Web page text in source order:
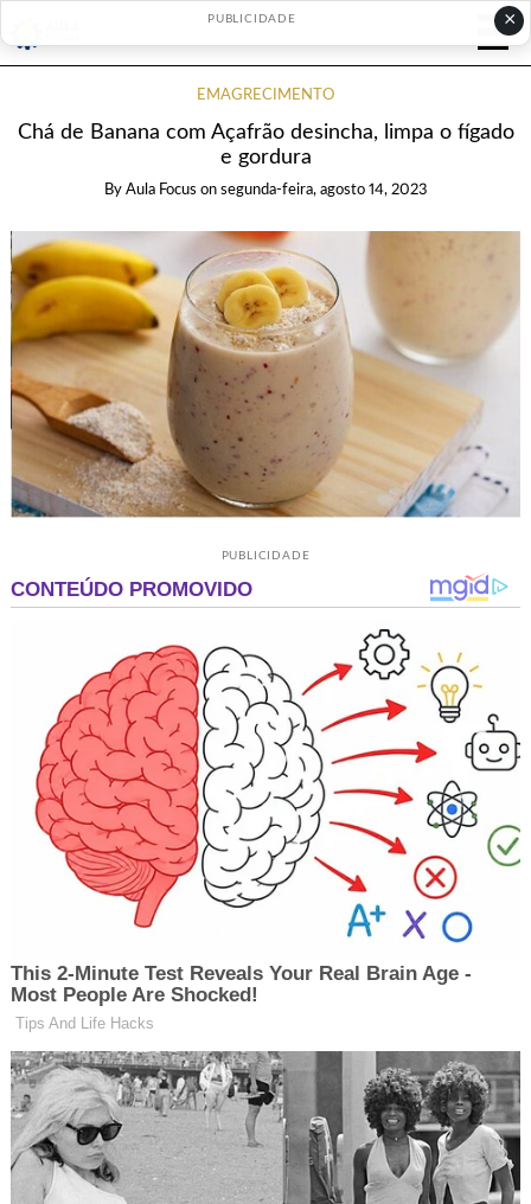
EMAGRECIMENTO
Chá de Banana com Açafrão desincha, limpa o fígado
e gordura
By Aula Focus on segunda-feira, agosto 14, 2023
PUBLICIDADE
×
PUBLICIDADE